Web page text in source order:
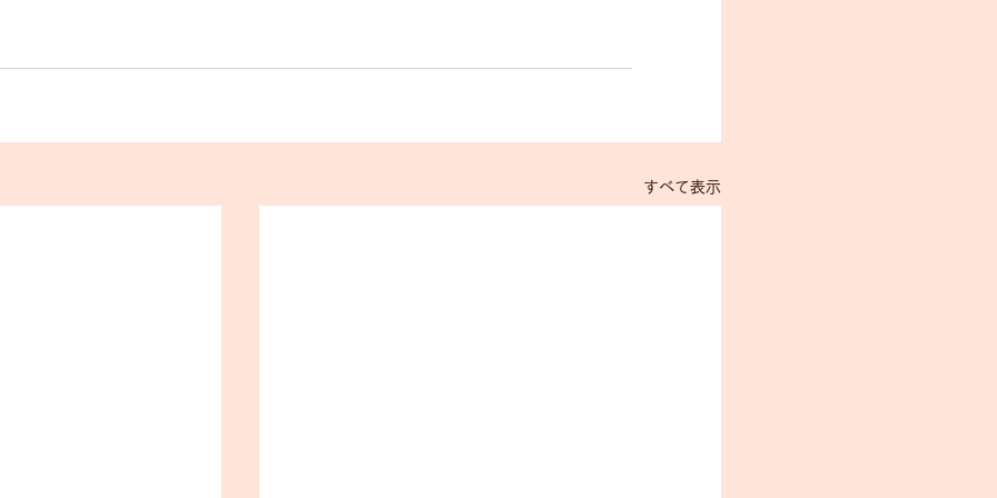
すべて表示